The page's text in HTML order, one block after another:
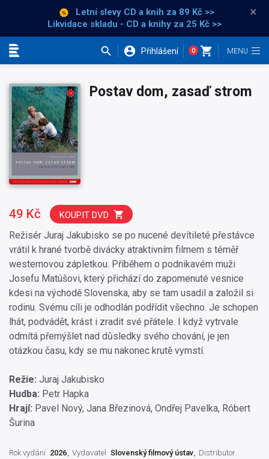
Letní slevy CD a knih za 89 Kč >>
Likvidace skladu - CD a knihy za 25 Kč >>
×
Přihlášení 0
Postav dom, zasaď strom
Režisér Juraj Jakubisko se po nucené devítileté přestávce
vrátil k hrané tvorbě divácky atraktivním filmem s téměř
westernovou zápletkou. Příběhem o podnikavém muži
Josefu Matúšovi, který přichází do zapomenuté vesnice
kdesi na východě Slovenska, aby se tam usadil a založil si
rodinu. Svému cíli je odhodlán podřídit všechno. Je schopen
lhát, podvádět, krást i zradit své přátele. I když vytrvale
odmítá přemýšlet nad důsledky svého chování, je jen
otázkou času, kdy se mu nakonec krutě vymstí.
Režie: Juraj Jakubisko
Hudba: Petr Hapka
Hrají: Pavel Nový, Jana Březinová, Ondřej Pavelka, Róbert
Šurina
49 Kč KOUPIT DVD
Rok vydání 2026 Vydavatel Slovenský filmový ústav
Distributor